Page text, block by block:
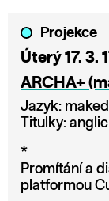
Projekce
Úterý 17. 3.
ARCHA+
Jazyk:
Titulky:
*
Promítání a
platformou